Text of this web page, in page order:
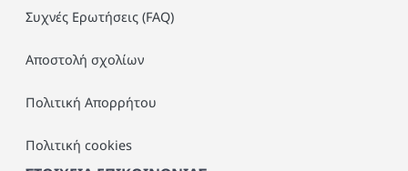
Συχνές Ερωτήσεις (FAQ)
Αποστολή σχολίων
Πολιτική Απορρήτου
Πολιτική cookies